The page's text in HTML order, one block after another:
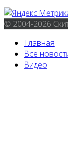
© 2004-2026
Главная
Все
Видео